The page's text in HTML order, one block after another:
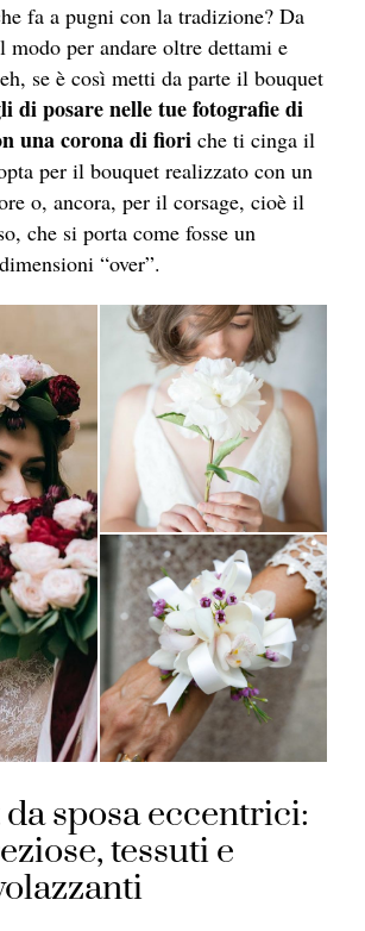
fa a pugni con la tradizione? Da
modo per andare oltre dettami e
se è così metti da parte il bouquet
di posare nelle tue fotografie di
una corona di fiori che ti cinga il
per il bouquet realizzato con un
o, ancora, per il corsage, cioè il
che si porta come fosse un
“over”.
sposa eccentrici:
tessuti e